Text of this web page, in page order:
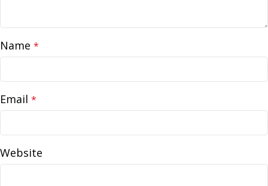
Name *
Email *
Website